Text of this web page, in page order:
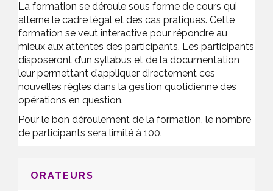
La formation se déroule sous forme de cours qui
alterne le cadre légal et des cas pratiques. Cette
formation se veut interactive pour répondre au
mieux aux attentes des participants. Les participants
disposeront d’un syllabus et de la documentation
leur permettant d’appliquer directement ces
nouvelles règles dans la gestion quotidienne des
opérations en question.
Pour le bon déroulement de la formation, le nombre
de participants sera limité à 100.
ORATEURS